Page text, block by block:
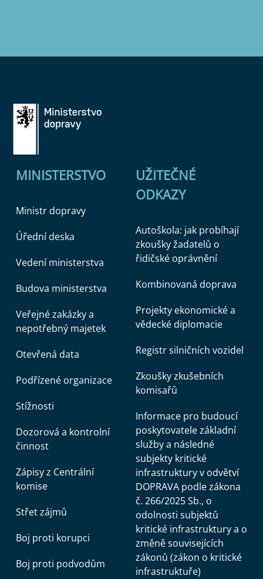
MINISTERSTVO
Ministr dopravy
Úřední deska
Vedení ministerstva
Budova ministerstva
Veřejné zakázky a
nepotřebný majetek
Otevřená data
Podřízené organizace
Stížnosti
Dozorová a kontrolní
činnost
Zápisy z Centrální
komise
Střet zájmů
Boj proti korupci
Boj proti podvodům
UŽITEČNÉ
ODKAZY
Autoškola: jak probíhají
zkoušky žadatelů o
řidičské oprávnění
Kombinovaná doprava
Projekty ekonomické a
vědecké diplomacie
Registr silničních vozidel
Zkoušky zkušebních
komisařů
Informace pro budoucí
poskytovatele základní
služby a následné
subjekty kritické
infrastruktury v odvětví
DOPRAVA podle zákona
č. 266/2025 Sb., o
odolnosti subjektů
kritické infrastruktury a o
změně souvisejících
zákonů (zákon o kritické
infrastruktuře)